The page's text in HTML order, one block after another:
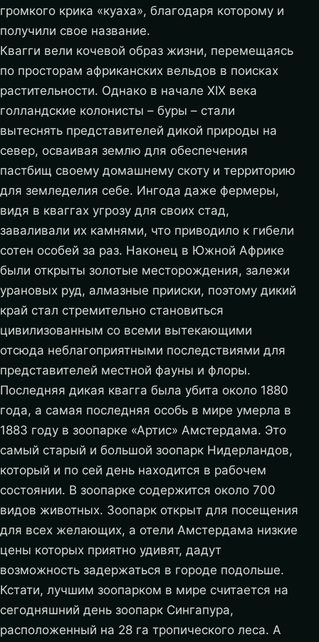
громкого крика «куаха», благодаря которому и
получили свое название.
Квагги вели кочевой образ жизни, перемещаясь
по просторам африканских вельдов в поисках
растительности. Однако в начале ХІХ века
голландские колонисты – буры – стали
вытеснять представителей дикой природы на
север, осваивая землю для обеспечения
пастбищ своему домашнему скоту и территорию
для земледелия себе. Ингода даже фермеры,
видя в кваггах угрозу для своих стад,
заваливали их камнями, что приводило к гибели
сотен особей за раз. Наконец в Южной Африке
были открыты золотые месторождения, залежи
урановых руд, алмазные прииски, поэтому дикий
край стал стремительно становиться
цивилизованным со всеми вытекающими
отсюда неблагоприятными последствиями для
представителей местной фауны и флоры.
Последняя дикая квагга была убита около 1880
года, а самая последняя особь в мире умерла в
1883 году в зоопарке «Артис» Амстердама. Это
самый старый и большой зоопарк Нидерландов,
который и по сей день находится в рабочем
состоянии. В зоопарке содержится около 700
видов животных. Зоопарк открыт для посещения
для всех желающих, а отели Амстердама низкие
цены которых приятно удивят, дадут
возможность задержаться в городе подольше.
Кстати, лучшим зоопарком в мире считается на
сегодняшний день зоопарк Сингапура,
расположенный на 28 га тропического леса. А